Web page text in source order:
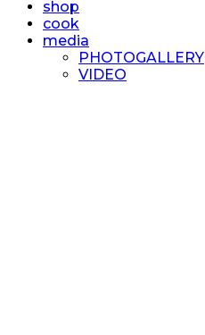
shop
cook
media
PHOTOGALLERY
VIDEO